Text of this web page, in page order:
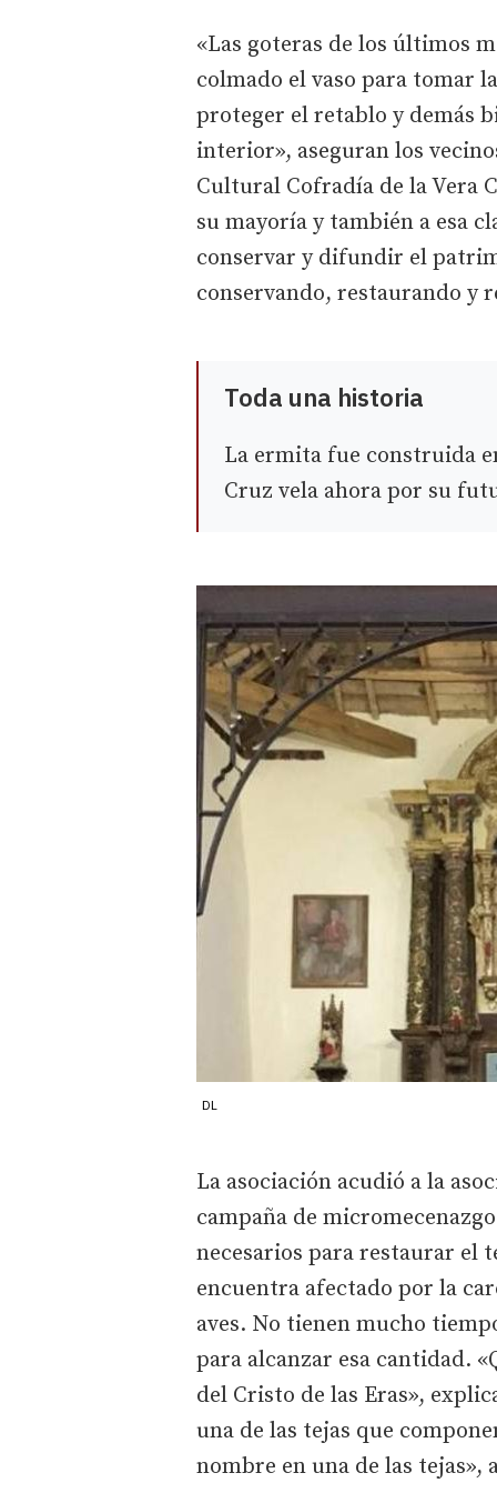
«Las goteras de los últimos
colmado el vaso para tomar
proteger el retablo y demás
interior», aseguran los
Cultural Cofradía de la Vera
su mayoría y también a esa
conservar y difundir el
conservando, restaurando y
Toda una historia
La ermita fue construida
Cruz vela ahora por su
DL
La asociación acudió a la
campaña de
necesarios para restaurar el
encuentra afectado por la
aves. No tienen mucho
para alcanzar esa cantidad.
del Cristo de las Eras»,
una de las tejas que
nombre en una de las tejas»,